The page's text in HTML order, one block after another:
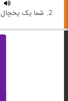
2. شما یک یخچال پرمصرف دارید.